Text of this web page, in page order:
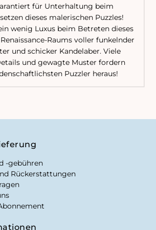
für Unterhaltung beim
dieses malerischen Puzzles!
wenig Luxus beim Betreten dieses
Raums voller funkelnder
und schicker Kandelaber. Viele
und gewagte Muster fordern
Puzzler heraus!
-gebühren
Rückerstattungen